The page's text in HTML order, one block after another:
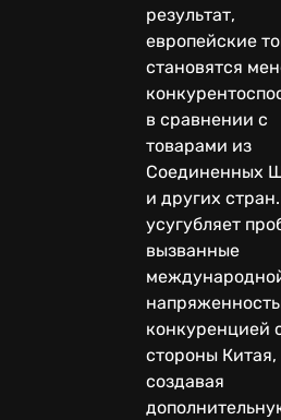
результат,
европейские
становятся
в сравнении с
товарами из
Соединенных
и других
усугубляет
вызванные
конкуренцией
стороны Китая,
создавая